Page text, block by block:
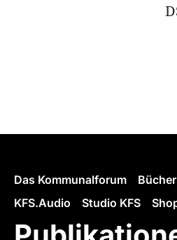
Das Kommunalforum
KFS.Audio
Studio KFS